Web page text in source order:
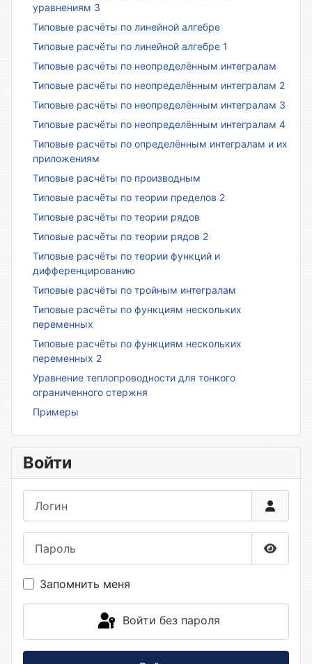
уравнениям 3
Типовые расчёты по линейной алгебре
Типовые расчёты по линейной алгебре 1
Типовые расчёты по неопределённым интегралам
Типовые расчёты по неопределённым интегралам 2
Типовые расчёты по неопределённым интегралам 3
Типовые расчёты по неопределённым интегралам 4
Типовые расчёты по определённым интегралам и их
приложениям
Типовые расчёты по производным
Типовые расчёты по теории пределов 2
Типовые расчёты по теории рядов
Типовые расчёты по теории рядов 2
Типовые расчёты по теории функций и
дифференцированию
Типовые расчёты по тройным интегралам
Типовые расчёты по функциям нескольких
переменных
Типовые расчёты по функциям нескольких
переменных 2
Уравнение теплопроводности для тонкого
ограниченного стержня
Примеры
Войти
Запомнить меня
Войти без пароля